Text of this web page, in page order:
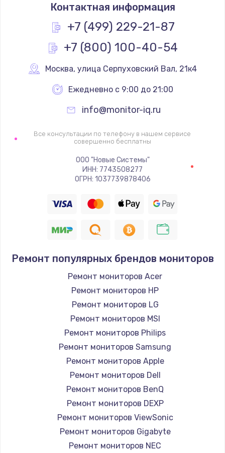
Заказать
Замена видеокарты
1600 руб.
Заказать
Ремонт цепей питания
2500 руб.
750 руб.
Заказать
Установка драйверов
725 руб.
Замена вебкамеры
1260 руб.
Заказать
Ремонт петель крышки
990 руб.
Заказать
Настройка Wi-Fi
1030 руб.
Заказать
Замена шим-контроллера
Контактная информация
+7 (499) 229-21-87
+7 (800) 100-40-54
Москва, улица Серпуховский Вал, 21к4
Ежедневно с 9:00 до 21:00
info@monitor-iq.ru
Все консультации по телефону в нашем сервисе
совершенно бесплатны
ООО "Новые Системы"
ИНН: 7743508277
ОГРН: 1037739878406
Ремонт популярных брендов мониторов
Ремонт мониторов Acer
Ремонт мониторов HP
Ремонт мониторов LG
Ремонт мониторов MSI
Ремонт мониторов Philips
Ремонт мониторов Samsung
Ремонт мониторов Apple
Ремонт мониторов Dell
Ремонт мониторов BenQ
Ремонт мониторов DEXP
Ремонт мониторов ViewSonic
Ремонт мониторов Gigabyte
Ремонт мониторов NEC